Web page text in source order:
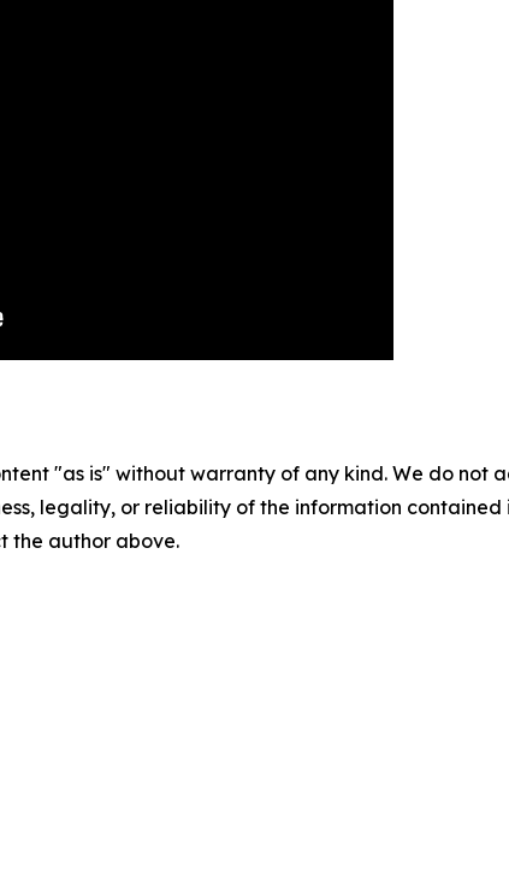
"as is" without warranty of any kind. We do
legality, or reliability of the information
the author above.